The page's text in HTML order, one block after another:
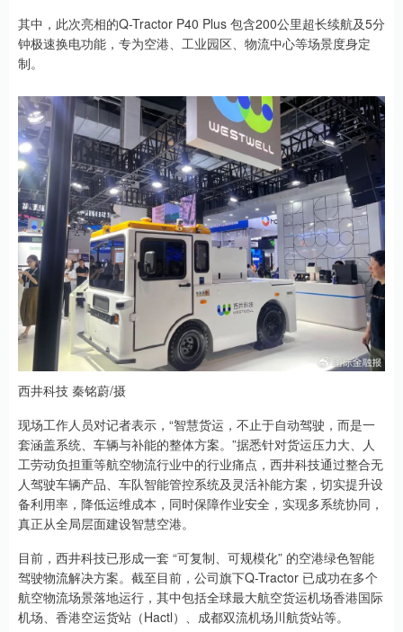
其中，此次亮相的Q-Tractor P40 Plus 包含200公里超长续航及5分
钟极速换电功能，专为空港、工业园区、物流中心等场景度身定
制。
西井科技 秦铭蔚/摄
现场工作人员对记者表示，“智慧货运，不止于自动驾驶，而是一
套涵盖系统、车辆与补能的整体方案。”据悉针对货运压力大、人
工劳动负担重等航空物流行业中的行业痛点，西井科技通过整合无
人驾驶车辆产品、车队智能管控系统及灵活补能方案，切实提升设
备利用率，降低运维成本，同时保障作业安全，实现多系统协同，
真正从全局层面建设智慧空港。
目前，西井科技已形成一套 “可复制、可规模化” 的空港绿色智能
驾驶物流解决方案。截至目前，公司旗下Q-Tractor 已成功在多个
航空物流场景落地运行，其中包括全球最大航空货运机场香港国际
机场、香港空运货站（Hactl）、成都双流机场川航货站等。